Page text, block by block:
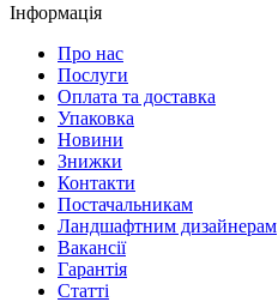
Інформація
Про нас
Послуги
Оплата та доставка
Упаковка
Новини
Знижки
Контакти
Постачальникам
Ландшафтним дизайнерам
Вакансії
Гарантія
Статті